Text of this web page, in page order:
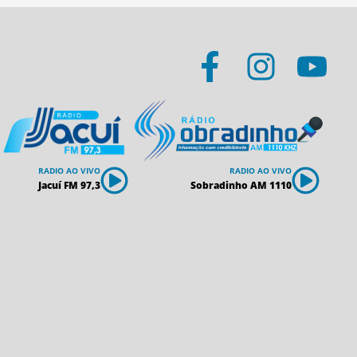
RADIO AO VIVO
Jacuí FM 97,3
RADIO AO VIVO
Sobradinho AM 1110